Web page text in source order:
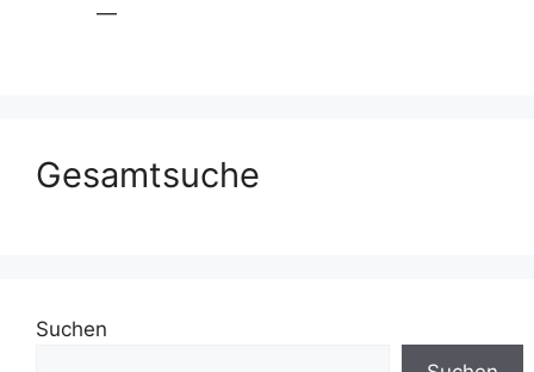
—
Gesamtsuche
Suchen